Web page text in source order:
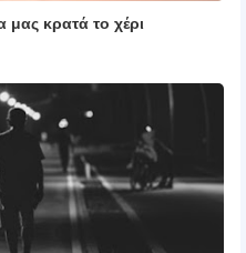
μας κρατά το χέρι